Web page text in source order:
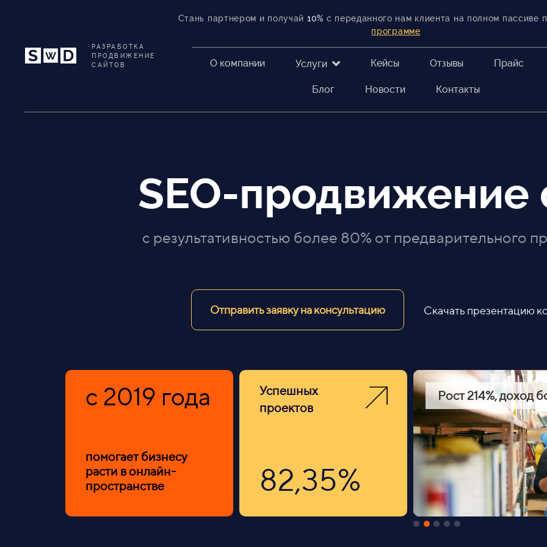
РАЗРАБОТКА
ПРОДВИЖЕНИЕ
САЙТОВ
Стань партнером и получай 10% с переданного нам клиента на полном пассиве
программе
О компании Услуги Кейсы Отзывы Прайс
Блог Новости Контакты
SEO-продвижение
с результативностью более 80% от предварительного
Отправить заявку на консультацию Скачать презентацию
c 2019 года
помогает бизнесу
расти в онлайн-
пространстве
82,35%
Успешных
проектов
700 000 пользователей из поиска,
доход от 11 млн. руб. в год
Рост 214%, доход